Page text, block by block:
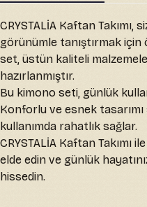
CRYSTALİA Kaftan Takımı,
görünümle tanıştırmak için
set, üstün kaliteli
hazırlanmıştır.
Bu kimono seti, günlük
Konforlu ve esnek
kullanımda rahatlık sağlar.
CRYSTALİA Kaftan Takımı
elde edin ve günlük
hissedin.